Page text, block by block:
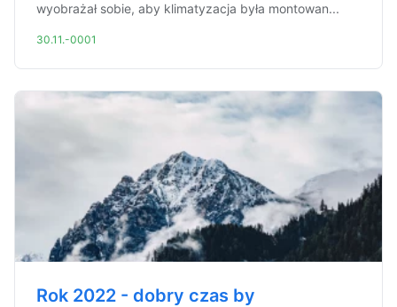
wyobrażał sobie, aby klimatyzacja była montowan...
30.11.-0001
Rok 2022 - dobry czas by